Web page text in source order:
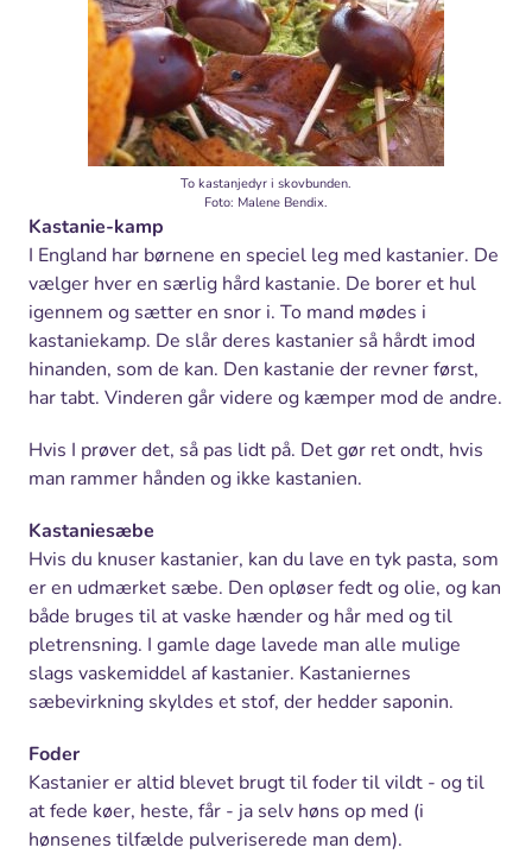
To kastanjedyr i skovbunden.
Foto: Malene Bendix.
Kastanie-kamp
I England har børnene en speciel leg med kastanier. De
vælger hver en særlig hård kastanie. De borer et hul
igennem og sætter en snor i. To mand mødes i
kastaniekamp. De slår deres kastanier så hårdt imod
hinanden, som de kan. Den kastanie der revner først,
har tabt. Vinderen går videre og kæmper mod de andre.
Hvis I prøver det, så pas lidt på. Det gør ret ondt, hvis
man rammer hånden og ikke kastanien.
Kastaniesæbe
Hvis du knuser kastanier, kan du lave en tyk pasta, som
er en udmærket sæbe. Den opløser fedt og olie, og kan
både bruges til at vaske hænder og hår med og til
pletrensning. I gamle dage lavede man alle mulige
slags vaskemiddel af kastanier. Kastaniernes
sæbevirkning skyldes et stof, der hedder saponin.
Foder
Kastanier er altid blevet brugt til foder til vildt - og til
at fede køer, heste, får - ja selv høns op med (i
hønsenes tilfælde pulveriserede man dem).